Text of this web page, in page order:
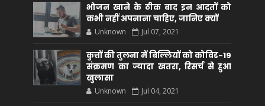
भोजन खाने के ठीक बाद इन आदतों को
कभी नहीं अपनाना चाहिए, जानिए क्यों
Unknown Jul 07, 2021
कुत्तों की तुलना में बिल्लियों को कोविड-19
संक्रमण का ज्यादा खतरा, रिसर्च से हुआ
खुलासा
Unknown Jul 04, 2021